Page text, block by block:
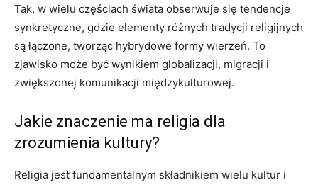
Tak, w wielu częściach świata obserwuje się tendencje
synkretyczne, gdzie elementy różnych tradycji religijnych
są łączone, tworząc hybrydowe formy wierzeń. To
zjawisko może być wynikiem globalizacji, migracji i
zwiększonej komunikacji międzykulturowej.
Jakie znaczenie ma religia dla
zrozumienia kultury?
Religia jest fundamentalnym składnikiem wielu kultur i